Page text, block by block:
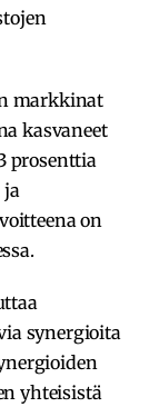
markkinat
kasvaneet
prosenttia
ja
on
synergioita
yhteisistä